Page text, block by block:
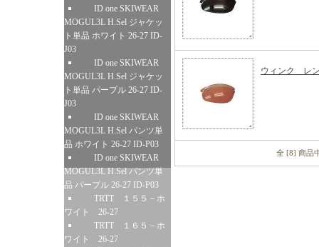
ID one SKIWEAR
MOGUL3L H.Sel ジャケッ
ト単品 ホワイト 26-27 ID-
J03
ID one SKIWEAR
MOGUL3L H.Sel ジャケッ
ト単品 パープル 26-27 ID-
J03
ID one SKIWEAR
MOGUL3L H.Sel パンツ単
品 ホワイト 26-27 ID-P03
ID one SKIWEAR
MOGUL3L H.Sel パンツ単
品 パープル 26-27 ID-P03
TRTT １５５－ホ
ワイト 26-27
TRTT １６５－ホ
ワイト 26-27
ウィンク レ
全 [8] 商品